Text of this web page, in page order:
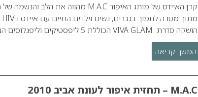
הושקה סדרת VIVA GLAM הכוללת 5 ליפסטיקים וליפגלוסים הנחשבים…
המשך קריאה
M.A.C – תחזית איפור לעונת אביב 2010